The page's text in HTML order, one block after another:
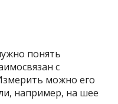
понять
с
можно его
например, на шее